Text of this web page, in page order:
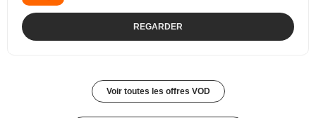
REGARDER
Voir toutes les offres VOD